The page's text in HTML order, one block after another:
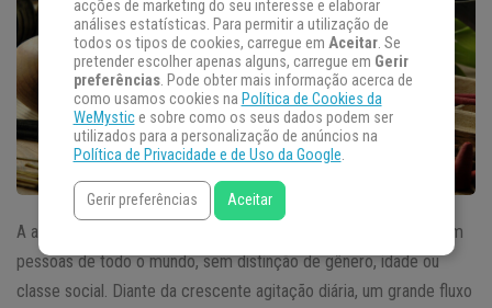
A ansiedade se mostra um distúrbio cada vez mais frequente em
pessoas de todo o mundo, sem distinção de gênero, idade ou
classe social. Diante da crescente agitação diária, um grande fluxo
acções de marketing do seu interesse e elaborar
análises estatísticas. Para permitir a utilização de
todos os tipos de cookies, carregue em Aceitar. Se
pretender escolher apenas alguns, carregue em Gerir
preferências. Pode obter mais informação acerca de
como usamos cookies na Política de Cookies da
WeMystice sobre como os seus dados podem ser
utilizados para a personalização de anúncios na
Política de Privacidade e de Uso da Google.
Gerir preferências Aceitar